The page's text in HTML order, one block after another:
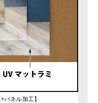
パネル加工】